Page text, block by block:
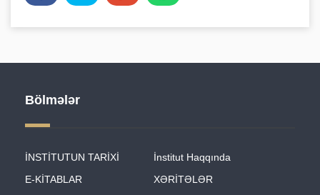
Bölmələr
İNSTİTUTUN TARİXİ
İnstitut Haqqında
E-KİTABLAR
XƏRİTƏLƏR